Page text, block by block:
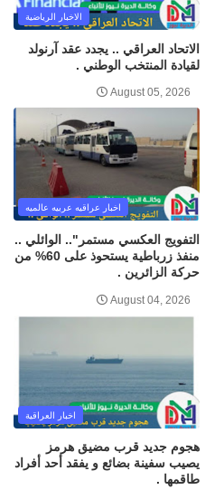
الاخبار الرياضية
الاتحاد العراقي .. يجدد عقد آرنولد
لقيادة المنتخب الوطني .
August 05, 2026
اخبار عراقيه عربيه عالميه
التفويج العكسي مستمر".. الوائلي ..
منفذ زرباطية يستحوذ على 60% من
حركة الزائرين .
August 04, 2026
اخبار العراقية
هجوم جديد قرب مضيق هرمز
يصيب سفينة بضائع و يفقد أحد أفراد
طاقمها .